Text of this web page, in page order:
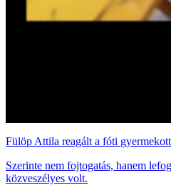
Fülöp Attila reagált a fóti
Szerinte nem fojtogatás, hanem
közveszélyes volt.